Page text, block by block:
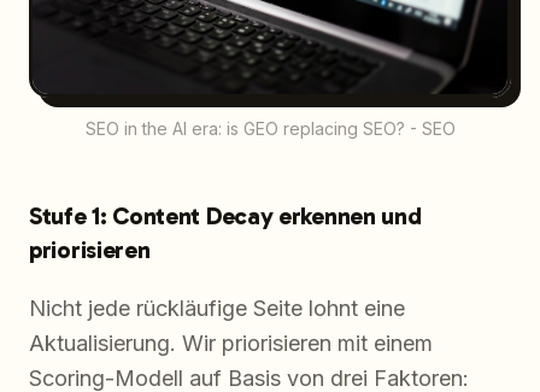
SEO in the AI era: is GEO replacing SEO? - SEO
Stufe 1: Content Decay erkennen und
priorisieren
Nicht jede rückläufige Seite lohnt eine
Aktualisierung. Wir priorisieren mit einem
Scoring-Modell auf Basis von drei Faktoren: